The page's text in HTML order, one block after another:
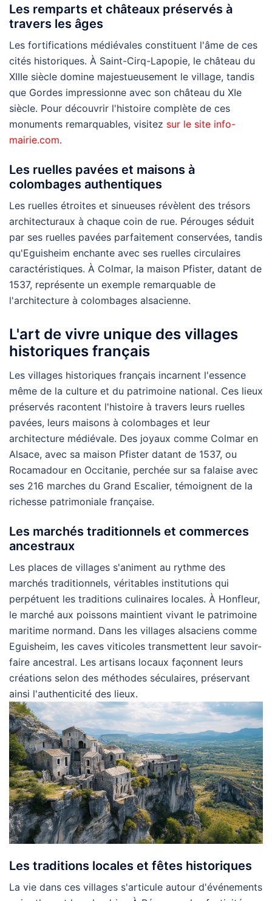
Les remparts et châteaux préservés à
travers les âges
Les fortifications médiévales constituent l'âme de ces
cités historiques. À Saint-Cirq-Lapopie, le château du
XIIIe siècle domine majestueusement le village, tandis
que Gordes impressionne avec son château du XIe
siècle. Pour découvrir l'histoire complète de ces
monuments remarquables, visitez sur le site info-
mairie.com.
Les ruelles pavées et maisons à
colombages authentiques
Les ruelles étroites et sinueuses révèlent des trésors
architecturaux à chaque coin de rue. Pérouges séduit
par ses ruelles pavées parfaitement conservées, tandis
qu'Eguisheim enchante avec ses ruelles circulaires
caractéristiques. À Colmar, la maison Pfister, datant de
1537, représente un exemple remarquable de
l'architecture à colombages alsacienne.
L'art de vivre unique des villages
historiques français
Les villages historiques français incarnent l'essence
même de la culture et du patrimoine national. Ces lieux
préservés racontent l'histoire à travers leurs ruelles
pavées, leurs maisons à colombages et leur
architecture médiévale. Des joyaux comme Colmar en
Alsace, avec sa maison Pfister datant de 1537, ou
Rocamadour en Occitanie, perchée sur sa falaise avec
ses 216 marches du Grand Escalier, témoignent de la
richesse patrimoniale française.
Les marchés traditionnels et commerces
ancestraux
Les places de villages s'animent au rythme des
marchés traditionnels, véritables institutions qui
perpétuent les traditions culinaires locales. À Honfleur,
le marché aux poissons maintient vivant le patrimoine
maritime normand. Dans les villages alsaciens comme
Eguisheim, les caves viticoles transmettent leur savoir-
faire ancestral. Les artisans locaux façonnent leurs
créations selon des méthodes séculaires, préservant
ainsi l'authenticité des lieux.
Les traditions locales et fêtes historiques
La vie dans ces villages s'articule autour d'événements